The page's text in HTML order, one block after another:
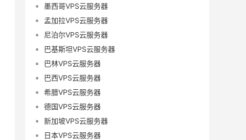
墨西哥VPS云服务器
孟加拉VPS云服务器
尼泊尔VPS云服务器
巴基斯坦VPS云服务器
巴林VPS云服务器
巴西VPS云服务器
希腊VPS云服务器
德国VPS云服务器
新加坡VPS云服务器
日本VPS云服务器